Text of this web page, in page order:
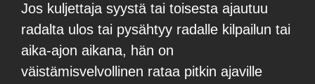
Jos kuljettaja syystä tai toisesta ajautuu
radalta ulos tai pysähtyy radalle kilpailun tai
aika-ajon aikana, hän on
väistämisvelvollinen rataa pitkin ajaville